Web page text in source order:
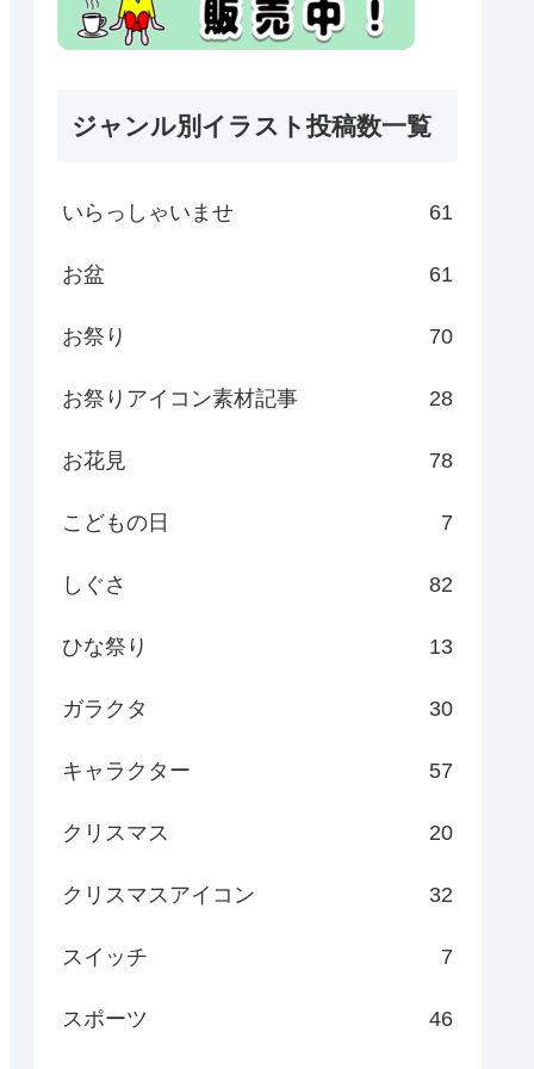
ジャンル別イラスト投稿数一覧
いらっしゃいませ 61
お盆 61
お祭り 70
お祭りアイコン素材記事 28
お花見 78
こどもの日 7
しぐさ 82
ひな祭り 13
ガラクタ 30
キャラクター 57
クリスマス 20
クリスマスアイコン 32
スイッチ 7
スポーツ 46